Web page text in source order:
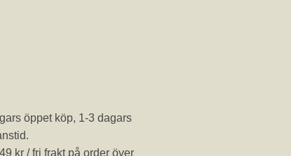
öppet köp, 1-3 dagars
kr / fri frakt på order över